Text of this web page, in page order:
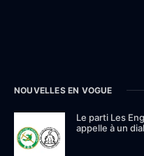
NOUVELLES EN VOGUE
Le parti Les
appelle à un